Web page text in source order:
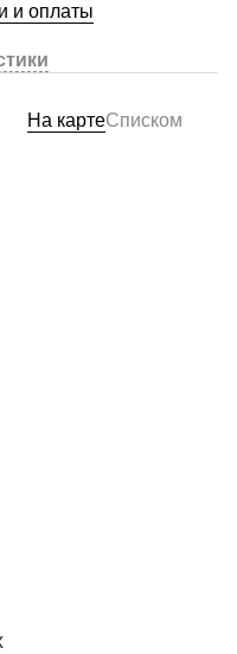
и оплаты
На картеСписком